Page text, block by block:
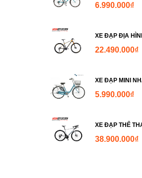
6.990.000₫
XE ĐẠP ĐỊA
22.490.000₫
XE ĐẠP MINI
5.990.000₫
XE ĐẠP THỂ
38.900.000₫